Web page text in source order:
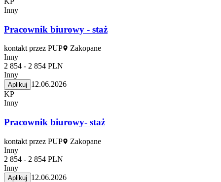
Inny
Pracownik biurowy - staż
kontakt przez PUP
Zakopane
Inny
2 854 - 2 854 PLN
Inny
Aplikuj
12.06.2026
KP
Inny
Pracownik biurowy- staż
kontakt przez PUP
Zakopane
Inny
2 854 - 2 854 PLN
Inny
Aplikuj
12.06.2026